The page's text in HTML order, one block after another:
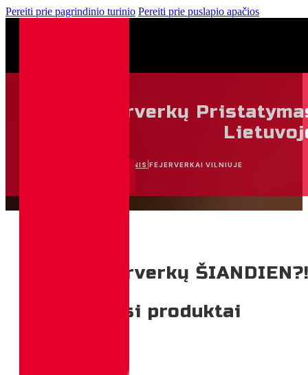
Pereiti prie pagrindinio turinio Pereiti prie puslapio apačios
Fejerverkų
PAGRINDINIS |FEJERVERKAI VILNIUJE
Reikia fejerverkų
Perkamiausi produktai